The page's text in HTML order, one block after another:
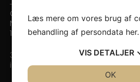
Citytandlægerne
Nygade 7
1164 København K
33 14 52 52
info@citytandlaege.dk
Læs mere om vores brug af
behandling af persondata her.
VIS DETALJER
OK